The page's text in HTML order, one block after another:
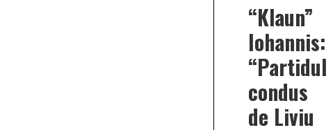
“Klaun”
Iohannis:
“Partidul
condus
de Liviu